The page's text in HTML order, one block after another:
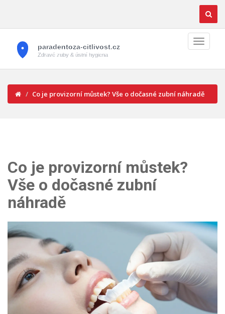
Co je provizorní můstek? Vše o dočasné zubní náhradě
Co je provizorní můstek?
Vše o dočasné zubní
náhradě